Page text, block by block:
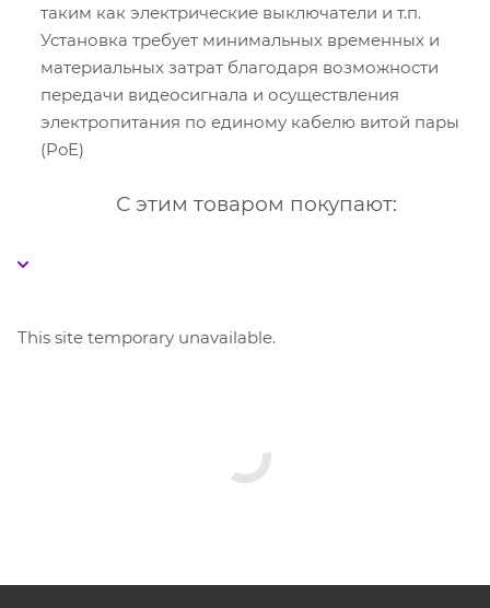
таким как электрические выключатели и т.п.
Установка требует минимальных временных и
материальных затрат благодаря возможности
передачи видеосигнала и осуществления
электропитания по единому кабелю витой пары
(PoE)
С этим товаром покупают:
This site temporary unavailable.